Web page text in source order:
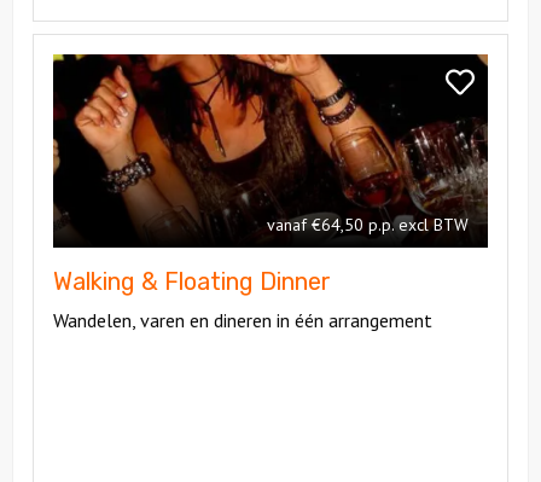
Bekijk
&
Floating
Dinner
vanaf €64,50 p.p. excl BTW
Walking & Floating Dinner
Wandelen, varen en dineren in één arrangement
Floating
Dinner